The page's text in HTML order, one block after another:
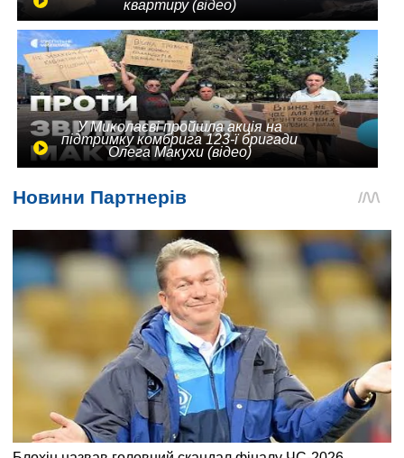
квартиру (відео)
У Миколаєві пройшла акція на
підтримку комбрига 123-ї бригади
Олега Макухи (відео)